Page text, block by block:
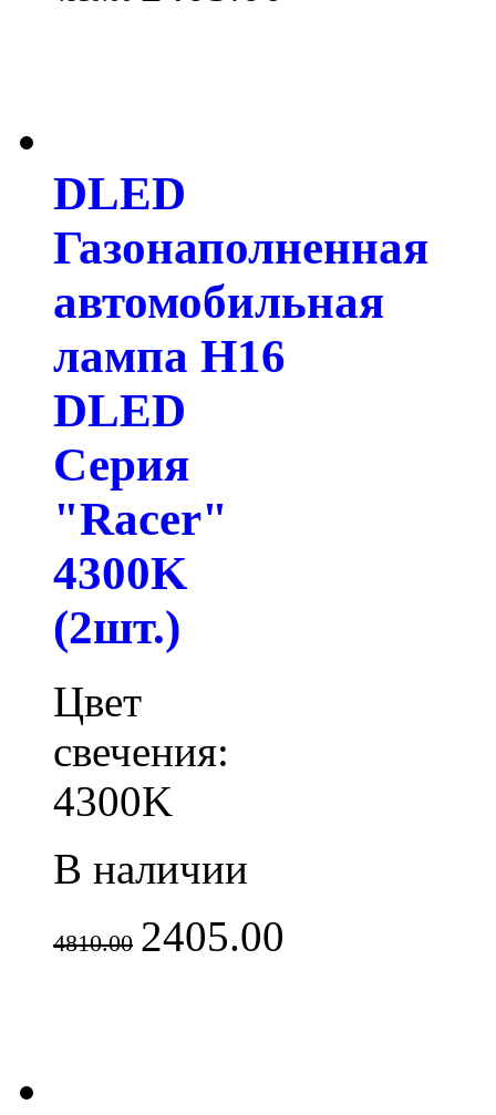
DLED
Газонаполненная
автомобильная
лампа H16
DLED
Серия
"Racer"
4300K
(2шт.)
Цвет
свечения:
4300K
В наличии
4810.00 2405.00